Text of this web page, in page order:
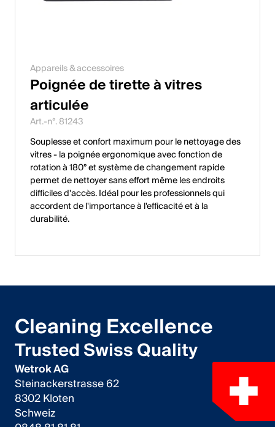
Appareils & accessoires
Poignée de tirette à vitres
articulée
Art.-n°. 81243
Souplesse et confort maximum pour le nettoyage des
vitres - la poignée ergonomique avec fonction de
rotation à 180° et système de changement rapide
permet de nettoyer sans effort même les endroits
difficiles d'accès. Idéal pour les professionnels qui
accordent de l'importance à l'efficacité et à la
durabilité.
Cleaning Excellence
Trusted Swiss Quality
Wetrok AG
Steinackerstrasse 62
8302 Kloten
Schweiz